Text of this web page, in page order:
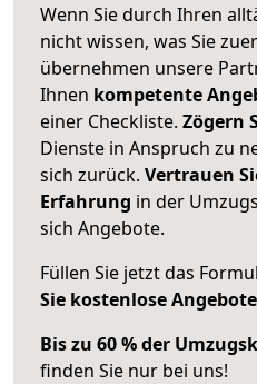
Wenn Sie durch Ihren
nicht wissen, was Sie
übernehmen unsere
Ihnen kompetente
einer Checkliste. Zögern
Dienste in Anspruch zu
sich zurück. Vertrauen
Erfahrung in der
sich Angebote.
Füllen Sie jetzt das
Sie kostenlose Angebote
Bis zu 60 % der
finden Sie nur bei uns!